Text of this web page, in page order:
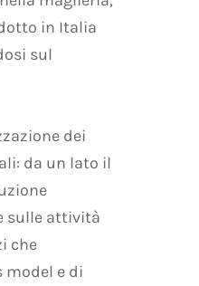
in Italia
sul
dei
da un lato il
sulle attività
che
model e di